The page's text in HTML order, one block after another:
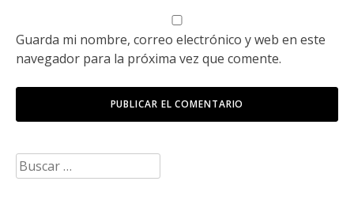
Guarda mi nombre, correo electrónico y web en este
navegador para la próxima vez que comente.
Buscar: